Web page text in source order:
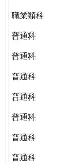
職業類科
普通科
普通科
普通科
普通科
普通科
普通科
普通科